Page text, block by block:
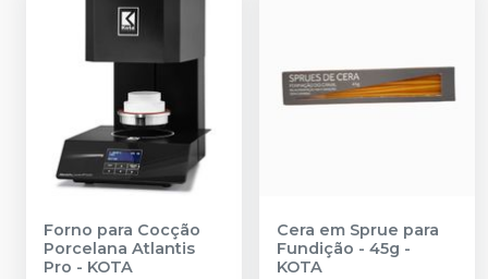
Forno para Cocção
Porcelana Atlantis
Pro - KOTA
Cera em Sprue para
Fundição - 45g -
KOTA